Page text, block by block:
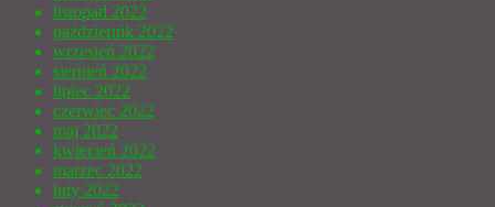
listopad 2022
październik 2022
wrzesień 2022
sierpień 2022
lipiec 2022
czerwiec 2022
maj 2022
kwiecień 2022
marzec 2022
luty 2022